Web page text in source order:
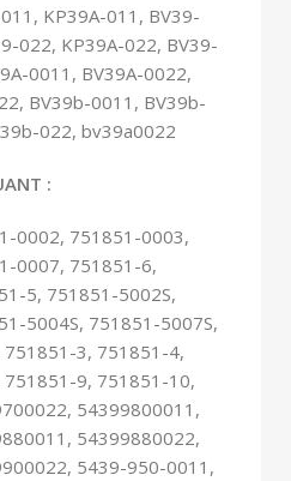
KP39A-011, BV39-
022, KP39A-022, BV39-
0011, BV39A-0022,
BV39b-0011, BV39b-
022, bv39a0022
:
0002, 751851-0003,
0007, 751851-6,
5, 751851-5002S,
5004S, 751851-5007S,
3, 751851-4,
9, 751851-10,
54399800011,
54399880022,
5439-950-0011,